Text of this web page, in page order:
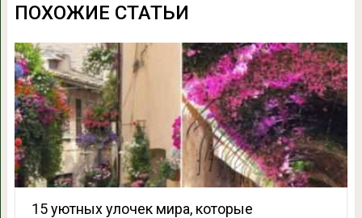
ПОХОЖИЕ СТАТЬИ
15 уютных улочек мира, которые